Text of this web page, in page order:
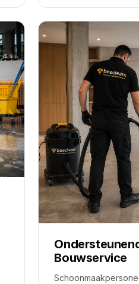
Bouwservice